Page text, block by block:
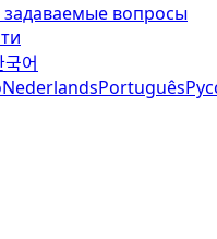
задаваемые вопросы
국어
NederlandsPortuguês